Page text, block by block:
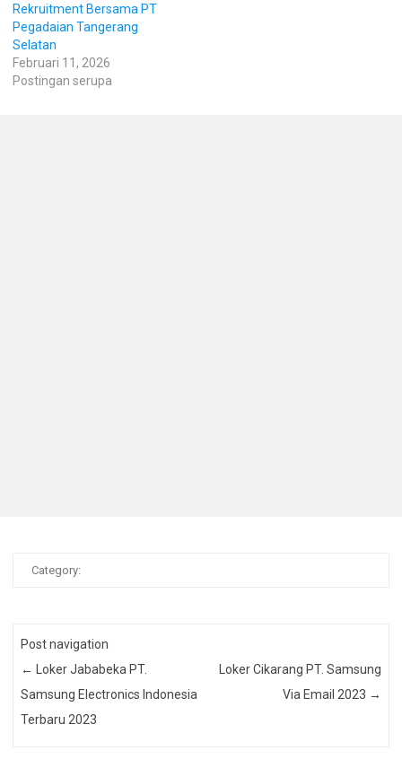
Rekruitment Bersama PT
Pegadaian Tangerang
Selatan
Februari 11, 2026
Postingan serupa
Category:
Post navigation
←
Loker Jababeka PT.
Samsung Electronics Indonesia
Terbaru 2023
Loker Cikarang PT. Samsung
Via Email 2023 →